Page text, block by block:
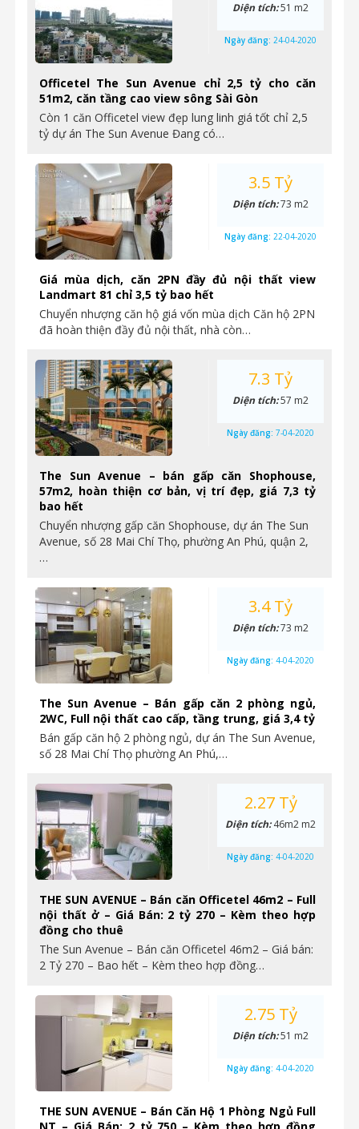
Officetel The Sun Avenue chỉ 2,5 tỷ cho căn
51m2, căn tầng cao view sông Sài Gòn
Còn 1 căn Officetel view đẹp lung linh giá tốt chỉ 2,5
tỷ dự án The Sun Avenue Đang có…
Diện tích:51 m2
Ngày đăng: 24-04-2020
Giá mùa dịch, căn 2PN đầy đủ nội thất view
Landmart 81 chỉ 3,5 tỷ bao hết
Chuyển nhượng căn hộ giá vốn mùa dịch Căn hộ 2PN
đã hoàn thiện đầy đủ nội thất, nhà còn…
3.5 Tỷ
Diện tích:73 m2
Ngày đăng: 22-04-2020
The Sun Avenue – bán gấp căn Shophouse,
57m2, hoàn thiện cơ bản, vị trí đẹp, giá 7,3 tỷ
bao hết
Chuyển nhượng gấp căn Shophouse, dự án The Sun
Avenue, số 28 Mai Chí Thọ, phường An Phú, quận 2,
…
7.3 Tỷ
Diện tích:57 m2
Ngày đăng: 7-04-2020
The Sun Avenue – Bán gấp căn 2 phòng ngủ,
2WC, Full nội thất cao cấp, tầng trung, giá 3,4 tỷ
Bán gấp căn hộ 2 phòng ngủ, dự án The Sun Avenue,
số 28 Mai Chí Thọ phường An Phú,…
3.4 Tỷ
Diện tích:73 m2
Ngày đăng: 4-04-2020
THE SUN AVENUE – Bán căn Officetel 46m2 – Full
nội thất ở – Giá Bán: 2 tỷ 270 – Kèm theo hợp
đồng cho thuê
The Sun Avenue – Bán căn Officetel 46m2 – Giá bán:
2 Tỷ 270 – Bao hết – Kèm theo hợp đồng…
2.27 Tỷ
Diện tích:46m2 m2
Ngày đăng: 4-04-2020
THE SUN AVENUE – Bán Căn Hộ 1 Phòng Ngủ Full
2.75 Tỷ
Diện tích:51 m2
Ngày đăng: 4-04-2020